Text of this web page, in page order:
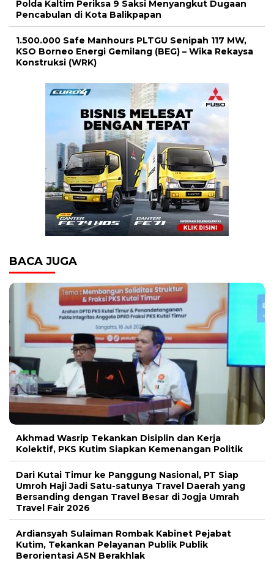
Polda Kaltim Periksa 9 Saksi Menyangkut Dugaan
Pencabulan di Kota Balikpapan
1.500.000 Safe Manhours PLTGU Senipah 117 MW,
KSO Borneo Energi Gemilang (BEG) – Wika Rekaysa
Konstruksi (WRK)
BACA JUGA
Akhmad Wasrip Tekankan Disiplin dan Kerja
Kolektif, PKS Kutim Siapkan Kemenangan Politik
Dari Kutai Timur ke Panggung Nasional, PT Siap
Umroh Haji Jadi Satu-satunya Travel Daerah yang
Bersanding dengan Travel Besar di Jogja Umrah
Travel Fair 2026
Ardiansyah Sulaiman Rombak Kabinet Pejabat
Kutim, Tekankan Pelayanan Publik Publik
Berorientasi ASN Berakhlak